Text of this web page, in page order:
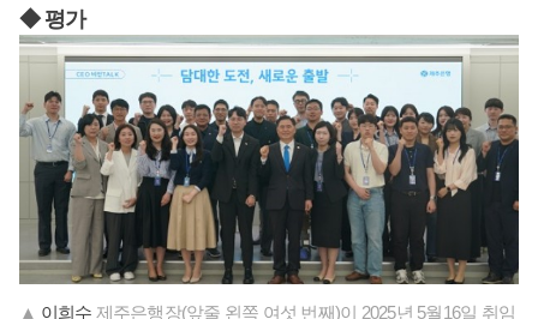
◆ 평가
▲ 이희수 제주은행장(앞줄 왼쪽 여섯 번째)이 2025년 5월16일 취임